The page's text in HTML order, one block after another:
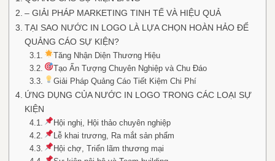
– GIẢI PHÁP MARKETING TINH TẾ VÀ HIỆU QUẢ
TẠI SAO NƯỚC IN LOGO LÀ LỰA CHỌN HOÀN HẢO ĐỂ
QUẢNG CÁO SỰ KIỆN?
Tăng Nhận Diện Thương Hiệu
Tạo Ấn Tượng Chuyên Nghiệp và Chu Đáo
Giải Pháp Quảng Cáo Tiết Kiệm Chi Phí
ỨNG DỤNG CỦA NƯỚC IN LOGO TRONG CÁC LOẠI SỰ
KIỆN
Hội nghị, Hội thảo chuyên nghiệp
Lễ khai trương, Ra mắt sản phẩm
Hội chợ, Triển lãm thương mại